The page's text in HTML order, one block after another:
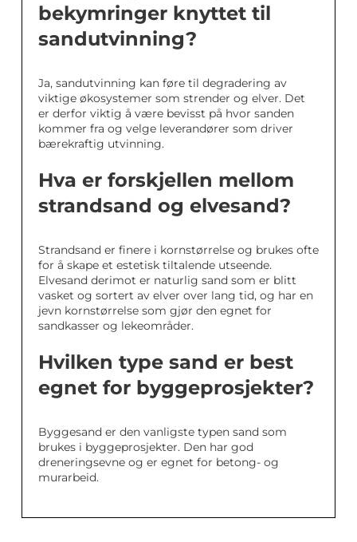
bekymringer knyttet til
sandutvinning?
Ja, sandutvinning kan føre til degradering av
viktige økosystemer som strender og elver. Det
er derfor viktig å være bevisst på hvor sanden
kommer fra og velge leverandører som driver
bærekraftig utvinning.
Hva er forskjellen mellom
strandsand og elvesand?
Strandsand er finere i kornstørrelse og brukes ofte
for å skape et estetisk tiltalende utseende.
Elvesand derimot er naturlig sand som er blitt
vasket og sortert av elver over lang tid, og har en
jevn kornstørrelse som gjør den egnet for
sandkasser og lekeområder.
Hvilken type sand er best
egnet for byggeprosjekter?
Byggesand er den vanligste typen sand som
brukes i byggeprosjekter. Den har god
dreneringsevne og er egnet for betong- og
murarbeid.